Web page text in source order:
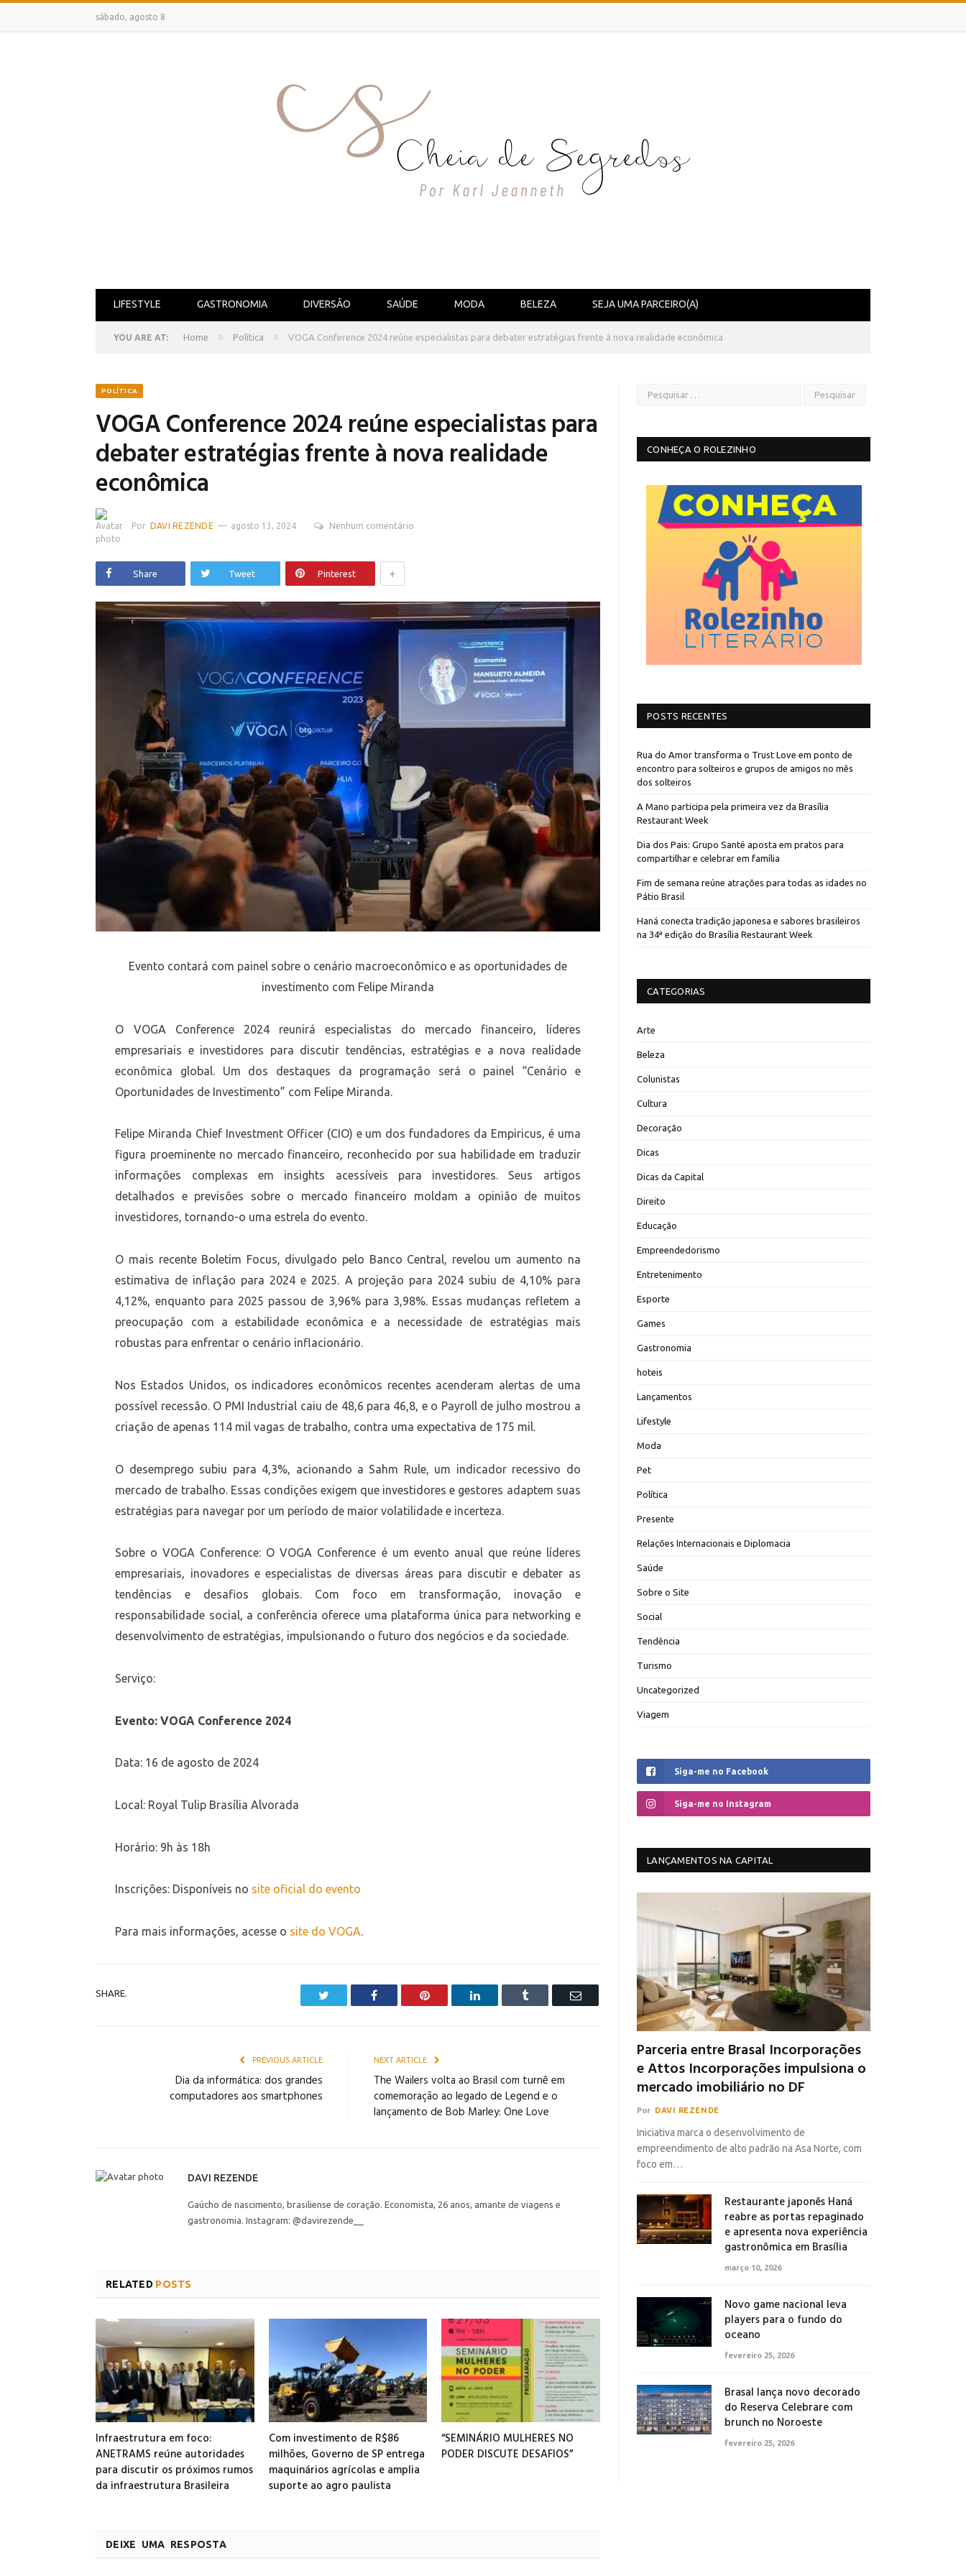
sábado, agosto 8
LIFESTYLE GASTRONOMIA DIVERSÃO SAÚDE MODA BELEZA SEJA UMA PARCEIRO(A)
YOU ARE AT: Home » Política » VOGA Conference 2024 reúne especialistas para debater estratégias frente à nova realidade econômica
POLÍTICA
VOGA Conference 2024 reúne especialistas para
debater estratégias frente à nova realidade
econômica
Por DAVI REZENDE agosto 13, 2024 Nenhum comentário
Share Tweet Pinterest +
Evento contará com painel sobre o cenário macroeconômico e as oportunidades de
investimento com Felipe Miranda
O VOGA Conference 2024 reunirá especialistas do mercado financeiro, líderes
empresariais e investidores para discutir tendências, estratégias e a nova realidade
econômica global. Um dos destaques da programação será o painel “Cenário e
Oportunidades de Investimento” com Felipe Miranda.
Felipe Miranda Chief Investment Officer (CIO) e um dos fundadores da Empiricus, é uma
figura proeminente no mercado financeiro, reconhecido por sua habilidade em traduzir
informações complexas em insights acessíveis para investidores. Seus artigos
detalhados e previsões sobre o mercado financeiro moldam a opinião de muitos
investidores, tornando-o uma estrela do evento.
O mais recente Boletim Focus, divulgado pelo Banco Central, revelou um aumento na
estimativa de inflação para 2024 e 2025. A projeção para 2024 subiu de 4,10% para
4,12%, enquanto para 2025 passou de 3,96% para 3,98%. Essas mudanças refletem a
preocupação com a estabilidade econômica e a necessidade de estratégias mais
robustas para enfrentar o cenário inflacionário.
Nos Estados Unidos, os indicadores econômicos recentes acenderam alertas de uma
possível recessão. O PMI Industrial caiu de 48,6 para 46,8, e o Payroll de julho mostrou a
criação de apenas 114 mil vagas de trabalho, contra uma expectativa de 175 mil.
O desemprego subiu para 4,3%, acionando a Sahm Rule, um indicador recessivo do
mercado de trabalho. Essas condições exigem que investidores e gestores adaptem suas
estratégias para navegar por um período de maior volatilidade e incerteza.
Sobre o VOGA Conference: O VOGA Conference é um evento anual que reúne líderes
empresariais, inovadores e especialistas de diversas áreas para discutir e debater as
tendências e desafios globais. Com foco em transformação, inovação e
responsabilidade social, a conferência oferece uma plataforma única para networking e
desenvolvimento de estratégias, impulsionando o futuro dos negócios e da sociedade.
Serviço:
Evento: VOGA Conference 2024
Data: 16 de agosto de 2024
Local: Royal Tulip Brasília Alvorada
Horário: 9h às 18h
Inscrições: Disponíveis no site oficial do evento
Para mais informações, acesse o site do VOGA.
SHARE. Facebook Pinterest LinkedIn Tumblr Email
PREVIOUS ARTICLE
Dia da informática: dos grandes
computadores aos smartphones
NEXT ARTICLE
The Wailers volta ao Brasil com turnê em
comemoração ao legado de Legend e o
lançamento de Bob Marley: One Love
DAVI REZENDE
Gaúcho de nascimento, brasiliense de coração. Economista, 26 anos, amante de viagens e
gastronomia. Instagram: @davirezende__
RELATED POSTS
Infraestrutura em foco:
ANETRAMS reúne autoridades
para discutir os próximos rumos
da infraestrutura Brasileira
Com investimento de R$86
milhões, Governo de SP entrega
maquinários agrícolas e amplia
suporte ao agro paulista
“SEMINÁRIO MULHERES NO
PODER DISCUTE DESAFIOS”
DEIXE UMA RESPOSTA
CONHEÇA O ROLEZINHO
POSTS RECENTES
Rua do Amor transforma o Trust Love em ponto de
encontro para solteiros e grupos de amigos no mês
dos solteiros
A Mano participa pela primeira vez da Brasília
Restaurant Week
Dia dos Pais: Grupo Santé aposta em pratos para
compartilhar e celebrar em família
Fim de semana reúne atrações para todas as idades no
Pátio Brasil
Haná conecta tradição japonesa e sabores brasileiros
na 34ª edição do Brasília Restaurant Week
CATEGORIAS
Arte
Beleza
Colunistas
Cultura
Decoração
Dicas
Dicas da Capital
Direito
Educação
Empreendedorismo
Entretenimento
Esporte
Games
Gastronomia
hoteis
Lançamentos
Lifestyle
Moda
Pet
Política
Presente
Relações Internacionais e Diplomacia
Saúde
Sobre o Site
Social
Tendência
Turismo
Uncategorized
Viagem
Siga-me no Facebook
Siga-me no Instagram
LANÇAMENTOS NA CAPITAL
Parceria entre Brasal Incorporações
e Attos Incorporações impulsiona o
mercado imobiliário no DF
Por DAVI REZENDE
Iniciativa marca o desenvolvimento de
empreendimento de alto padrão na Asa Norte, com
foco em…
Restaurante japonês Haná
reabre as portas repaginado
e apresenta nova experiência
gastronômica em Brasília
março 10, 2026
Novo game nacional leva
players para o fundo do
oceano
fevereiro 25, 2026
Brasal lança novo decorado
do Reserva Celebrare com
brunch no Noroeste
fevereiro 25, 2026